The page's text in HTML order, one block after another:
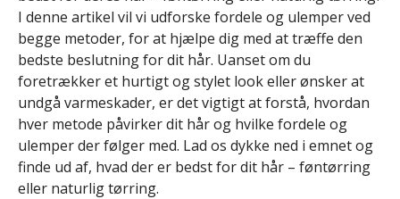
I denne artikel vil vi udforske fordele og ulemper ved
begge metoder, for at hjælpe dig med at træffe den
bedste beslutning for dit hår. Uanset om du
foretrækker et hurtigt og stylet look eller ønsker at
undgå varmeskader, er det vigtigt at forstå, hvordan
hver metode påvirker dit hår og hvilke fordele og
ulemper der følger med. Lad os dykke ned i emnet og
finde ud af, hvad der er bedst for dit hår – føntørring
eller naturlig tørring.